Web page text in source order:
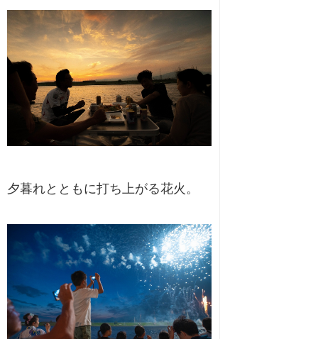
夕暮れとともに打ち上がる花火。